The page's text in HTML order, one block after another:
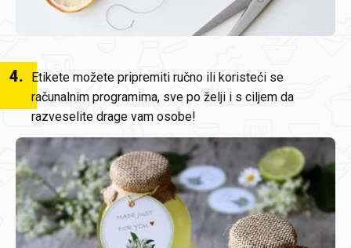
4.
Etikete možete pripremiti ručno ili koristeći se
računalnim programima, sve po želji i s ciljem da
razveselite drage vam osobe!